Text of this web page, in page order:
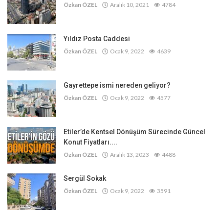
Özkan ÖZEL Aralık 10, 2021 4784
Yıldız Posta Caddesi
Özkan ÖZEL Ocak 9, 2022 4639
Gayrettepe ismi nereden geliyor?
Özkan ÖZEL Ocak 9, 2022 4577
Etiler’de Kentsel Dönüşüm Sürecinde Güncel
Konut Fiyatları....
Özkan ÖZEL Aralık 13, 2023 4488
Sergül Sokak
Özkan ÖZEL Ocak 9, 2022 3591